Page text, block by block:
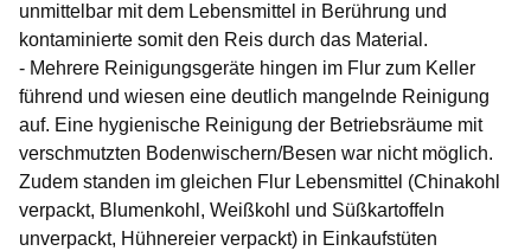
unmittelbar mit dem Lebensmittel in Berührung und
kontaminierte somit den Reis durch das Material.
- Mehrere Reinigungsgeräte hingen im Flur zum Keller
führend und wiesen eine deutlich mangelnde Reinigung
auf. Eine hygienische Reinigung der Betriebsräume mit
verschmutzten Bodenwischern/Besen war nicht möglich.
Zudem standen im gleichen Flur Lebensmittel (Chinakohl
verpackt, Blumenkohl, Weißkohl und Süßkartoffeln
unverpackt, Hühnereier verpackt) in Einkaufstüten